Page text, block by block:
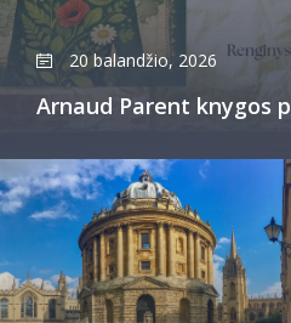
20 balandžio, 2026
Arnaud Parent knygos